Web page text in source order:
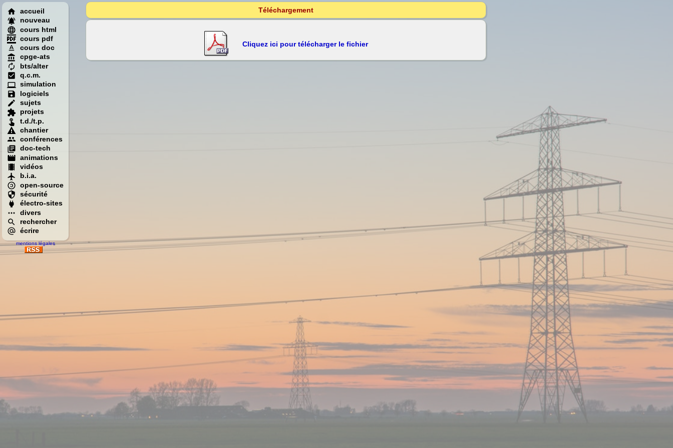
accueil
nouveau
cours html
cours pdf
cours doc
cpge-ats
bts/alter
q.c.m.
simulation
logiciels
sujets
projets
t.d./t.p.
chantier
conférences
doc-tech
animations
vidéos
b.i.a.
open-source
sécurité
électro-sites
divers
rechercher
écrire
mentions légales
Téléchargement
Cliquez ici pour télécharger le fichier